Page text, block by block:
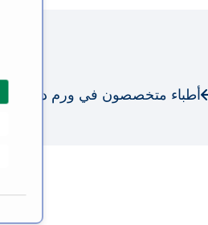
أطباء متخصصون في ورم دبقي